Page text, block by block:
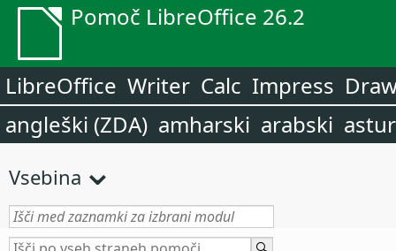
Pomoč LibreOffice 26.2
LibreOffice Writer Calc Impress
angleški (ZDA) amharski arabski
Vsebina